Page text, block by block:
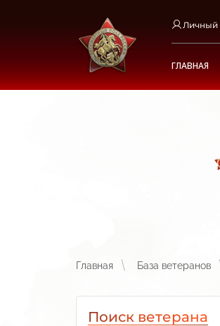
Личный
ГЛАВНАЯ
Главная База ветеранов
Поиск ветерана